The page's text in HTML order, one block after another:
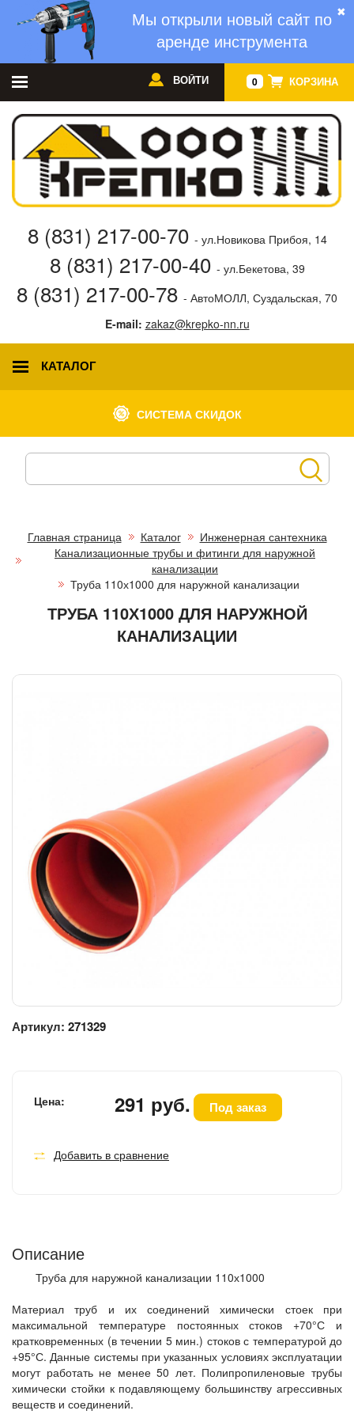
✖
Мы открыли новый сайт по
аренде инструмента
0 КОРЗИНА
ВОЙТИ
8 (831) 217-00-70 - ул.Новикова Прибоя, 14
8 (831) 217-00-40 - ул.Бекетова, 39
8 (831) 217-00-78 - АвтоМОЛЛ, Суздальская, 70
E-mail: zakaz@krepko-nn.ru
КАТАЛОГ
СИСТЕМА СКИДОК
Главная страница Каталог
Инженерная сантехника
Канализационные трубы и фитинги для наружной
канализации
Труба 110х1000 для наружной канализации
ТРУБА 110Х1000 ДЛЯ НАРУЖНОЙ
КАНАЛИЗАЦИИ
Артикул: 271329
Цена: 291 руб. Под заказ
Добавить в сравнение
Описание
Труба для наружной канализации 110х1000
Материал труб и их соединений химически стоек при
максимальной температуре постоянных стоков +70°С и
кратковременных (в течении 5 мин.) стоков с температурой до
+95°С. Данные системы при указанных условиях эксплуатации
могут работать не менее 50 лет. Полипропиленовые трубы
химически стойки к подавляющему большинству агрессивных
веществ и соединений.